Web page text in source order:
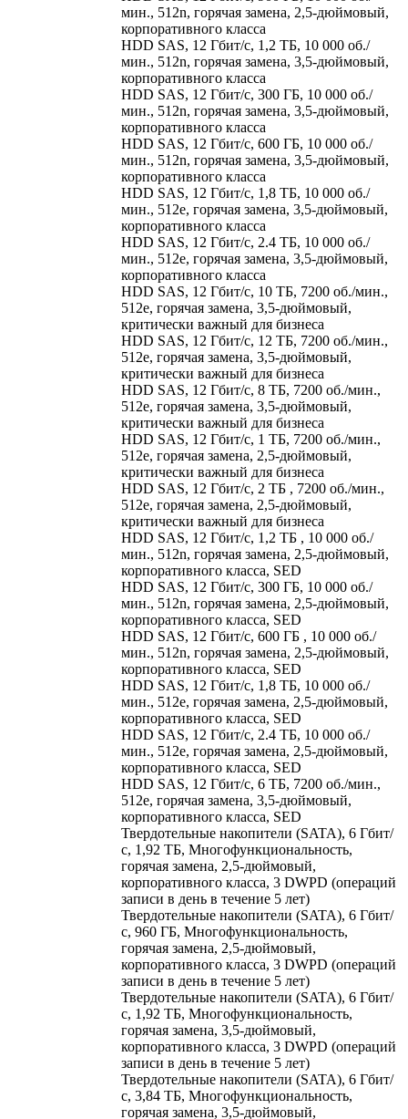
мин., 512n, горячая замена, 2,5-дюймовый,
корпоративного класса
HDD SAS, 12 Гбит/с, 1,2 ТБ, 10 000 об./
мин., 512n, горячая замена, 3,5-дюймовый,
корпоративного класса
HDD SAS, 12 Гбит/с, 300 ГБ, 10 000 об./
мин., 512n, горячая замена, 3,5-дюймовый,
корпоративного класса
HDD SAS, 12 Гбит/с, 600 ГБ, 10 000 об./
мин., 512n, горячая замена, 3,5-дюймовый,
корпоративного класса
HDD SAS, 12 Гбит/с, 1,8 ТБ, 10 000 об./
мин., 512e, горячая замена, 3,5-дюймовый,
корпоративного класса
HDD SAS, 12 Гбит/с, 2.4 ТБ, 10 000 об./
мин., 512e, горячая замена, 3,5-дюймовый,
корпоративного класса
HDD SAS, 12 Гбит/с, 10 ТБ, 7200 об./мин.,
512e, горячая замена, 3,5-дюймовый,
критически важный для бизнеса
HDD SAS, 12 Гбит/с, 12 ТБ, 7200 об./мин.,
512e, горячая замена, 3,5-дюймовый,
критически важный для бизнеса
HDD SAS, 12 Гбит/с, 8 ТБ, 7200 об./мин.,
512e, горячая замена, 3,5-дюймовый,
критически важный для бизнеса
HDD SAS, 12 Гбит/с, 1 ТБ, 7200 об./мин.,
512e, горячая замена, 2,5-дюймовый,
критически важный для бизнеса
HDD SAS, 12 Гбит/с, 2 ТБ , 7200 об./мин.,
512e, горячая замена, 2,5-дюймовый,
критически важный для бизнеса
HDD SAS, 12 Гбит/с, 1,2 ТБ , 10 000 об./
мин., 512n, горячая замена, 2,5-дюймовый,
корпоративного класса, SED
HDD SAS, 12 Гбит/с, 300 ГБ, 10 000 об./
мин., 512n, горячая замена, 2,5-дюймовый,
корпоративного класса, SED
HDD SAS, 12 Гбит/с, 600 ГБ , 10 000 об./
мин., 512n, горячая замена, 2,5-дюймовый,
корпоративного класса, SED
HDD SAS, 12 Гбит/с, 1,8 ТБ, 10 000 об./
мин., 512e, горячая замена, 2,5-дюймовый,
корпоративного класса, SED
HDD SAS, 12 Гбит/с, 2.4 ТБ, 10 000 об./
мин., 512e, горячая замена, 2,5-дюймовый,
корпоративного класса, SED
HDD SAS, 12 Гбит/с, 6 ТБ, 7200 об./мин.,
512e, горячая замена, 3,5-дюймовый,
корпоративного класса, SED
Твердотельные накопители (SATA), 6 Гбит/
с, 1,92 ТБ, Многофункциональность,
горячая замена, 2,5-дюймовый,
корпоративного класса, 3 DWPD (операций
записи в день в течение 5 лет)
Твердотельные накопители (SATA), 6 Гбит/
с, 960 ГБ, Многофункциональность,
горячая замена, 2,5-дюймовый,
корпоративного класса, 3 DWPD (операций
записи в день в течение 5 лет)
Твердотельные накопители (SATA), 6 Гбит/
с, 1,92 ТБ, Многофункциональность,
горячая замена, 3,5-дюймовый,
корпоративного класса, 3 DWPD (операций
записи в день в течение 5 лет)
Твердотельные накопители (SATA), 6 Гбит/
с, 3,84 ТБ, Многофункциональность,
горячая замена, 3,5-дюймовый,